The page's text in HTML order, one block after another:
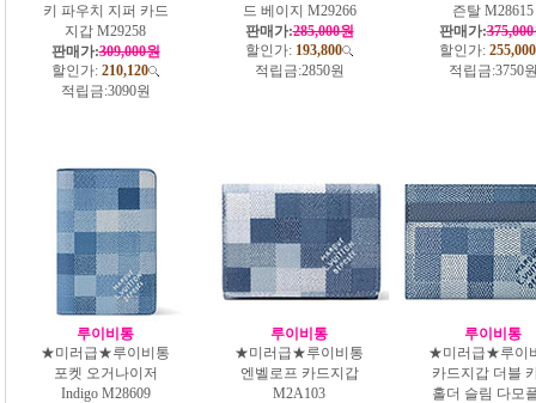
키 파우치 지퍼 카드
지갑 M29258
판매가:309,000원
할인가: 210,120
적립금:3090원
드 베이지 M29266
판매가:285,000원
할인가: 193,800
적립금:2850원
즌탈 M28615
판매가:
할인가: 255,000
적립금:3750
루이비통
★미러급★루이비통
포켓 오거나이저
Indigo M28609
루이비통
★미러급★루이비통
엔벨로프 카드지갑
M2A103
루이비통
★미러급★루이
카드지갑 더블
홀더 슬림 다모